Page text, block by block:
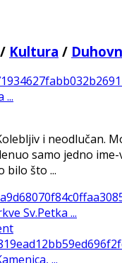
/ Kultura /
...
i neodlučan.
samo jedno
bilo što ...
Sv.Petka ...
...